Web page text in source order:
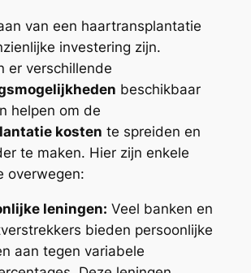
van een haartransplantatie
investering zijn.
er verschillende
beschikbaar
helpen om de
kosten te spreiden en
te maken. Hier zijn enkele
overwegen:
leningen: Veel banken en
bieden persoonlijke
aan tegen variabele